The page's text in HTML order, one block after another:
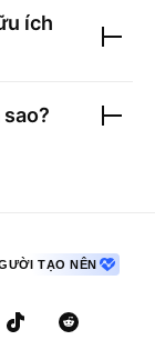
ích
TẠO NÊN